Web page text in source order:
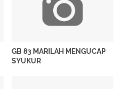
GB 83 MARILAH MENGUCAP
SYUKUR